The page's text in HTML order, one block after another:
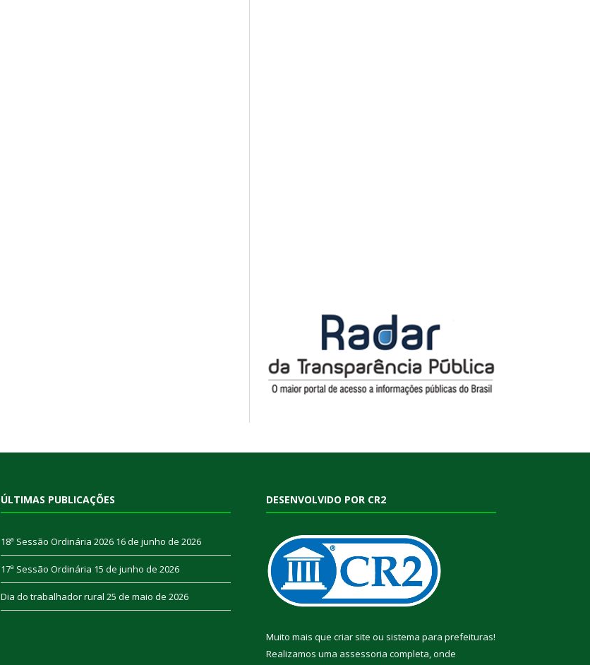
ÚLTIMAS PUBLICAÇÕES
18ª Sessão Ordinária 2026 16 de junho de 2026
17ª Sessão Ordinária 15 de junho de 2026
Dia do trabalhador rural 25 de maio de 2026
DESENVOLVIDO POR CR2
Muito mais que criar site ou sistema para prefeituras!
Realizamos uma assessoria completa, onde